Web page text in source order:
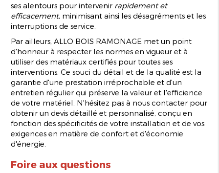
ses alentours pour intervenir rapidement et
efficacement, minimisant ainsi les désagréments et les
interruptions de service.
Par ailleurs, ALLO BOIS RAMONAGE met un point
d'honneur à respecter les normes en vigueur et à
utiliser des matériaux certifiés pour toutes ses
interventions. Ce souci du détail et de la qualité est la
garantie d'une prestation irréprochable et d'un
entretien régulier qui préserve la valeur et l'efficience
de votre matériel. N'hésitez pas à nous contacter pour
obtenir un devis détaillé et personnalisé, conçu en
fonction des spécificités de votre installation et de vos
exigences en matière de confort et d'économie
d'énergie.
Foire aux questions